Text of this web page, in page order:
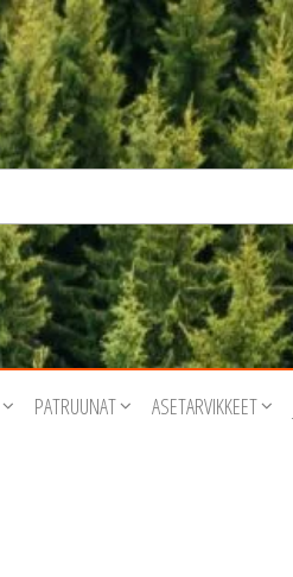
PATRUUNAT ASETARVIKKEET